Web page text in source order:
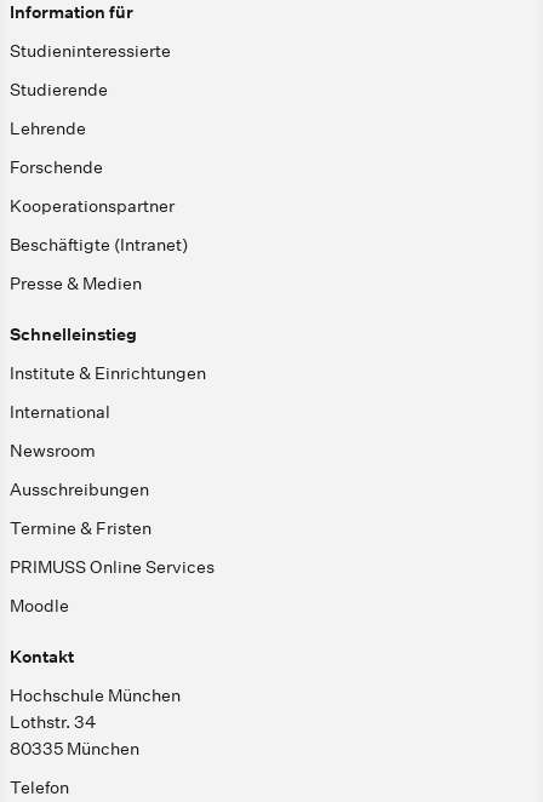
Information für
Studieninteressierte
Studierende
Lehrende
Forschende
Kooperationspartner
Beschäftigte (Intranet)
Presse & Medien
Schnelleinstieg
Institute & Einrichtungen
International
Newsroom
Ausschreibungen
Termine & Fristen
PRIMUSS Online Services
Moodle
Kontakt
Hochschule München
Lothstr. 34
80335 München
Telefon